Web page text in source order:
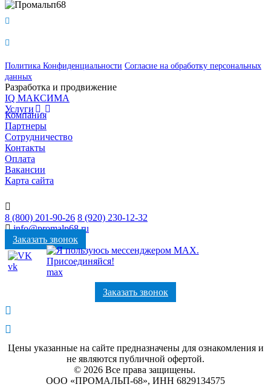
Политика Конфиденциальности Согласие на обработку персональных
данных
Разработка и продвижение
IQ МАКСИМА
Услуги
Компания
Партнеры
Сотрудничество
Контакты
Оплата
Вакансии
Карта сайта
8 (800) 201-90-26 8 (920) 230-12-32
info@promalp68.ru
Заказать звонок
vk
max
Заказать звонок
Цены указанные на сайте предназначены для ознакомления и
не являются публичной офертой.
© 2026 Все права защищены.
ООО «ПРОМАЛЬП-68», ИНН 6829134575